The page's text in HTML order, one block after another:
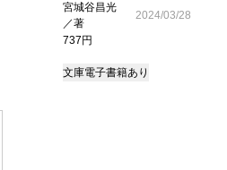
宮城谷昌光
／著
737円
2024/03/28
文庫電子書籍あり